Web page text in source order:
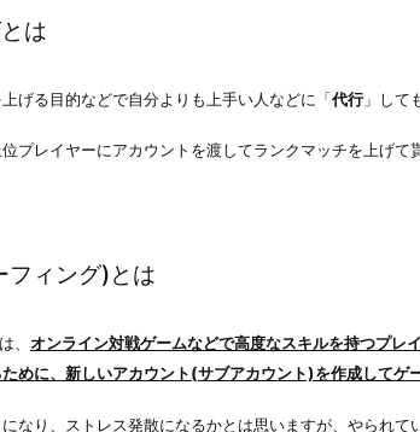
は
げる目的などで自分よりも上手い人などに「代行 」して
プレイヤーにアカウントを渡してランクマッチを上げて
フィング)とは
、 オンライン対戦ゲームなどで高度なスキルを持つプレ
めに、新しいアカウント(サブアカウント)を作成してゲ
なり、ストレス発散になるかとは思いますが、やられて